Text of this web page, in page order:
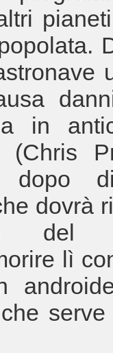
in
(Chris
dopo
dovrà
del
lì